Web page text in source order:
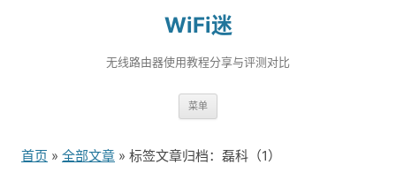
WiFi迷
无线路由器使用教程分享与评测对比
菜单
到
首页 » 全部文章 » 标签文章归档：磊科（1）